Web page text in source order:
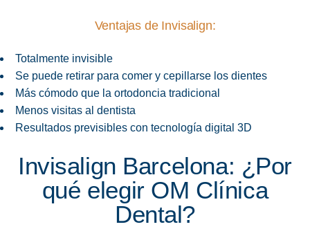
Ventajas de Invisalign:
Totalmente invisible
Se puede retirar para comer y cepillarse los dientes
Más cómodo que la ortodoncia tradicional
Menos visitas al dentista
Resultados previsibles con tecnología digital 3D
Invisalign Barcelona: ¿Por
qué elegir OM Clínica
Dental?